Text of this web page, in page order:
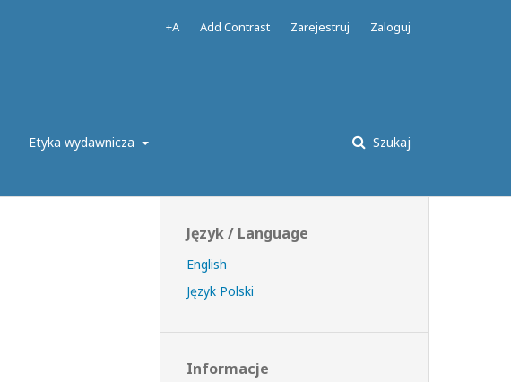
Etyka wydawnicza Szukaj
+A Add Contrast Zarejestruj Zaloguj
Język / Language
English
Język Polski
Informacje